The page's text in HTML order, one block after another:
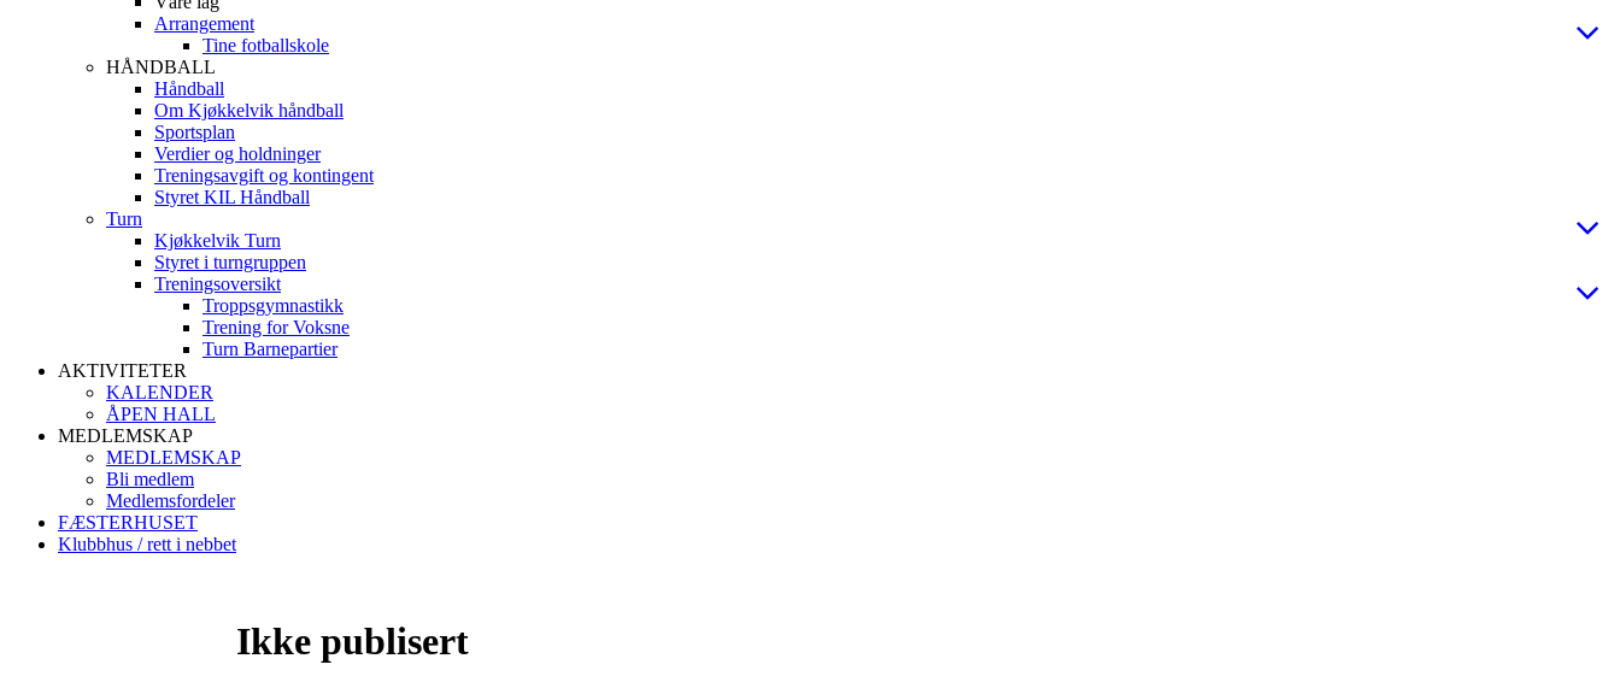
Arrangement
Tine fotballskole
HÅNDBALL
Håndball
Om Kjøkkelvik håndball
Sportsplan
Verdier og holdninger
Treningsavgift og kontingent
Styret KIL Håndball
Turn
Kjøkkelvik Turn
Styret i turngruppen
Treningsoversikt
Troppsgymnastikk
Trening for Voksne
Turn Barnepartier
AKTIVITETER
KALENDER
ÅPEN HALL
MEDLEMSKAP
MEDLEMSKAP
Bli medlem
Medlemsfordeler
FÆSTERHUSET
Klubbhus / rett i nebbet
Ikke publisert